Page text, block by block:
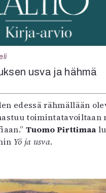
usva ja hähmä
edessä rähmällään
toimintatavoiltaan
Tuomo Pirttimaa
Yö ja usva.